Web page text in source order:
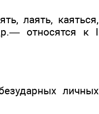
лаять, каяться,
относятся к I
личных